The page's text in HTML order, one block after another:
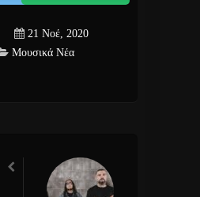
21 Νοέ, 2020
Μουσικά Νέα